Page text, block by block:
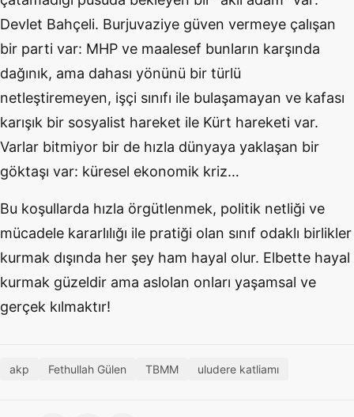
Devlet Bahçeli. Burjuvaziye güven vermeye çalışan
bir parti var: MHP ve maalesef bunların karşında
dağınık, ama dahası yönünü bir türlü
netleştiremeyen, işçi sınıfı ile bulaşamayan ve kafası
karışık bir sosyalist hareket ile Kürt hareketi var.
Varlar bitmiyor bir de hızla dünyaya yaklaşan bir
göktaşı var: küresel ekonomik kriz…
Bu koşullarda hızla örgütlenmek, politik netliği ve
mücadele kararlılığı ile pratiği olan sınıf odaklı birlikler
kurmak dışında her şey ham hayal olur. Elbette hayal
kurmak güzeldir ama aslolan onları yaşamsal ve
gerçek kılmaktır!
akp Fethullah Gülen TBMM uludere katliamı